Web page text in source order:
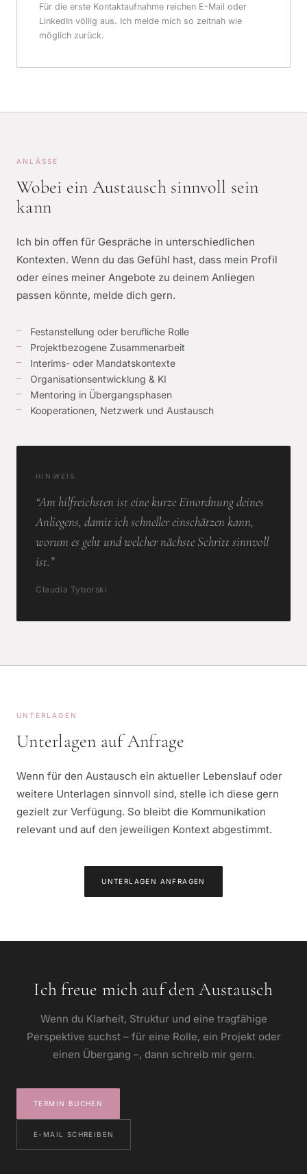
Für die erste Kontaktaufnahme reichen E-Mail oder
LinkedIn völlig aus. Ich melde mich so zeitnah wie
möglich zurück.
ANLÄSSE
Wobei ein Austausch sinnvoll sein
kann
Ich bin offen für Gespräche in unterschiedlichen
Kontexten. Wenn du das Gefühl hast, dass mein Profil
oder eines meiner Angebote zu deinem Anliegen
passen könnte, melde dich gern.
Festanstellung oder berufliche Rolle
Projektbezogene Zusammenarbeit
Interims- oder Mandatskontexte
Organisationsentwicklung & KI
Mentoring in Übergangsphasen
Kooperationen, Netzwerk und Austausch
HINWEIS
“Am hilfreichsten ist eine kurze Einordnung deines
Anliegens, damit ich schneller einschätzen kann,
worum es geht und welcher nächste Schritt sinnvoll
ist.”
Claudia Tyborski
UNTERLAGEN
Unterlagen auf Anfrage
Wenn für den Austausch ein aktueller Lebenslauf oder
weitere Unterlagen sinnvoll sind, stelle ich diese gern
gezielt zur Verfügung. So bleibt die Kommunikation
relevant und auf den jeweiligen Kontext abgestimmt.
UNTERLAGEN ANFRAGEN
Ich freue mich auf den Austausch
Wenn du Klarheit, Struktur und eine tragfähige
Perspektive suchst – für eine Rolle, ein Projekt oder
einen Übergang –, dann schreib mir gern.
TERMIN BUCHEN
E-MAIL SCHREIBEN